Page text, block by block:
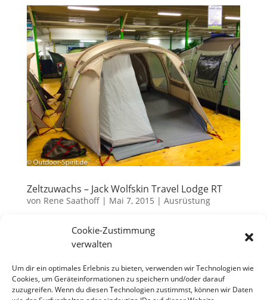
Cookie-Zustimmung
verwalten
Um dir ein optimales Erlebnis zu bieten, verwenden wir Technologien wie
Cookies, um Geräteinformationen zu speichern und/oder darauf
zuzugreifen. Wenn du diesen Technologien zustimmst, können wir Daten
Zeltzuwachs – Jack Wolfskin Travel Lodge RT
von Rene Saathoff| Mai 7, 2015 | Ausrüstung
Der Gedanke gärte schon eine Weile in meinem Hirn.
Willst Du noch eine Saison mit dem jetzigen
Zeitpunkt, um sich ein neues zu kaufen?
Wohlgemerkt, unsere Familien-Camp-Saison startet
zu Christi Himmelfahrt in...